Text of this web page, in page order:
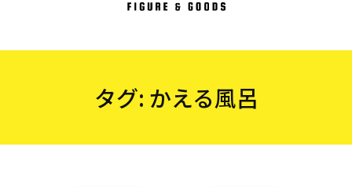
タグ: かえる風呂